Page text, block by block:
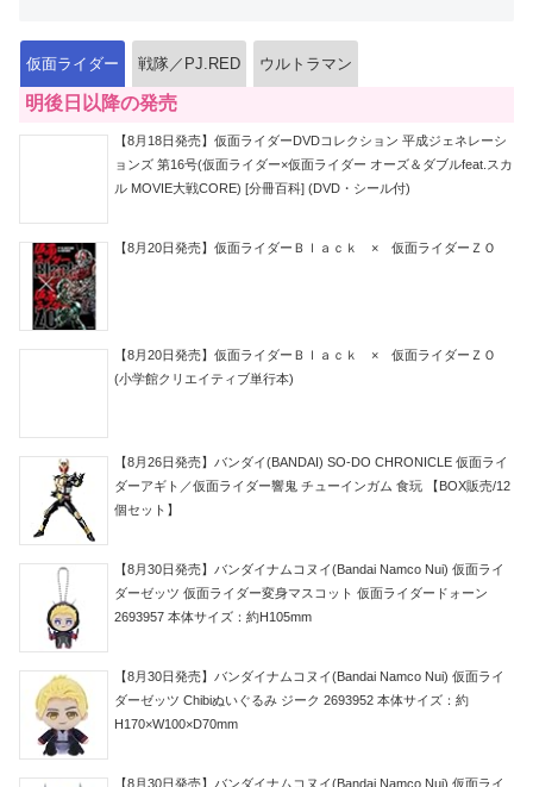
仮面ライダー 戦隊／PJ.RED ウルトラマン
明後日以降の発売
【8月18日発売】仮面ライダーDVDコレクション 平成ジェネレーシ
ョンズ 第16号(仮面ライダー×仮面ライダー オーズ＆ダブルfeat.スカ
ル MOVIE大戦CORE) [分冊百科] (DVD・シール付)
【8月20日発売】仮面ライダーＢｌａｃｋ × 仮面ライダーＺＯ
【8月20日発売】仮面ライダーＢｌａｃｋ × 仮面ライダーＺＯ
(小学館クリエイティブ単行本)
【8月26日発売】バンダイ(BANDAI) SO-DO CHRONICLE 仮面ライ
ダーアギト／仮面ライダー響鬼 チューインガム 食玩 【BOX販売/12
個セット】
【8月30日発売】バンダイナムコヌイ(Bandai Namco Nui) 仮面ライ
ダーゼッツ 仮面ライダー変身マスコット 仮面ライダードォーン
2693957 本体サイズ：約H105mm
【8月30日発売】バンダイナムコヌイ(Bandai Namco Nui) 仮面ライ
ダーゼッツ Chibiぬいぐるみ ジーク 2693952 本体サイズ：約
H170×W100×D70mm
【8月30日発売】バンダイナムコヌイ(Bandai Namco Nui) 仮面ライ